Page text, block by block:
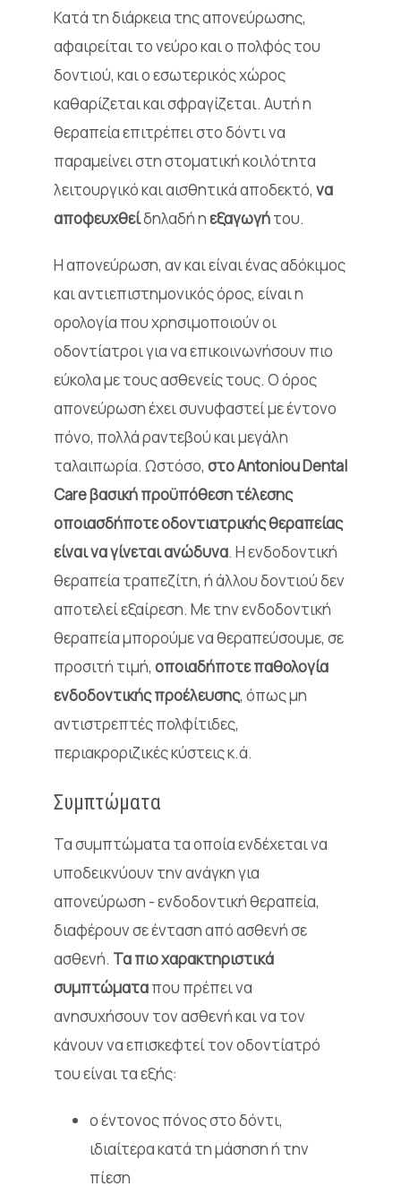
Κατά τη διάρκεια της απονεύρωσης,
αφαιρείται το νεύρο και ο πολφός του
δοντιού, και ο εσωτερικός χώρος
καθαρίζεται και σφραγίζεται. Αυτή η
θεραπεία επιτρέπει στο δόντι να
παραμείνει στη στοματική κοιλότητα
λειτουργικό και αισθητικά αποδεκτό, να
αποφευχθείδηλαδή ηεξαγωγήτου.
Η απονεύρωση, αν και είναι ένας αδόκιμος
και αντιεπιστημονικός όρος, είναι η
ορολογία που χρησιμοποιούν οι
οδοντίατροι για να επικοινωνήσουν πιο
εύκολα με τους ασθενείς τους. Ο όρος
απονεύρωση έχει συνυφαστεί με έντονο
πόνο, πολλά ραντεβού και μεγάλη
ταλαιπωρία. Ωστόσο, στο Antoniou Dental
Care βασική προϋπόθεση τέλεσης
οποιασδήποτε οδοντιατρικής θεραπείας
είναι να γίνεται ανώδυνα. Η ενδοδοντική
θεραπεία τραπεζίτη, ή άλλου δοντιού δεν
αποτελεί εξαίρεση. Με την ενδοδοντική
θεραπεία μπορούμε να θεραπεύσουμε, σε
προσιτή τιμή, οποιαδήποτε παθολογία
ενδοδοντικής προέλευσης, όπως μη
αντιστρεπτές πολφίτιδες,
περιακροριζικές κύστεις κ.ά.
Συμπτώματα
Τα συμπτώματα τα οποία ενδέχεται να
υποδεικνύουν την ανάγκη για
απονεύρωση - ενδοδοντική θεραπεία,
διαφέρουν σε ένταση από ασθενή σε
ασθενή. Τα πιο χαρακτηριστικά
συμπτώματαπου πρέπει να
ανησυχήσουν τον ασθενή και να τον
κάνουν να επισκεφτεί τον οδοντίατρό
του είναι τα εξής:
ο έντονος πόνος στο δόντι,
ιδιαίτερα κατά τη μάσηση ή την
πίεση